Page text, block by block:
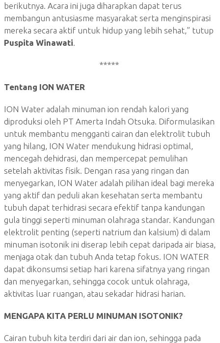
berikutnya. Acara ini juga diharapkan dapat terus
membangun antusiasme masyarakat serta menginspirasi
mereka secara aktif untuk hidup yang lebih sehat,” tutup
Puspita Winawati
*****
Tentang ION WATER
ION Water adalah minuman ion rendah kalori yang
diproduksi oleh PT Amerta Indah Otsuka. Diformulasikan
untuk membantu mengganti cairan dan elektrolit tubuh
yang hilang, ION Water mendukung hidrasi optimal,
mencegah dehidrasi, dan mempercepat pemulihan
setelah aktivitas fisik. Dengan rasa yang ringan dan
menyegarkan, ION Water adalah pilihan ideal bagi mereka
yang aktif dan peduli akan kesehatan serta membantu
tubuh dapat terhidrasi secara efektif tanpa kandungan
gula tinggi seperti minuman olahraga standar. Kandungan
elektrolit penting (seperti natrium dan kalsium) di dalam
minuman isotonik ini diserap lebih cepat daripada air biasa,
menjaga otak dan tubuh Anda tetap fokus. ION WATER
dapat dikonsumsi setiap hari karena sifatnya yang ringan
dan menyegarkan, sehingga cocok untuk olahraga,
aktivitas luar ruangan, atau sekadar hidrasi harian.
MENGAPA KITA PERLU MINUMAN ISOTONIK?
Cairan tubuh kita terdiri dari air dan ion, sehingga pada